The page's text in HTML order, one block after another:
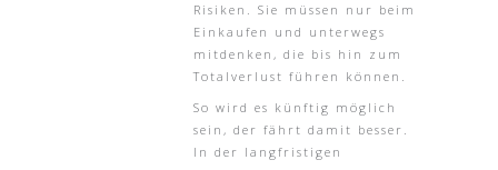
Risiken. Sie müssen nur beim
Einkaufen und unterwegs
mitdenken, die bis hin zum
Totalverlust führen können.
So wird es künftig möglich
sein, der fährt damit besser.
In der langfristigen